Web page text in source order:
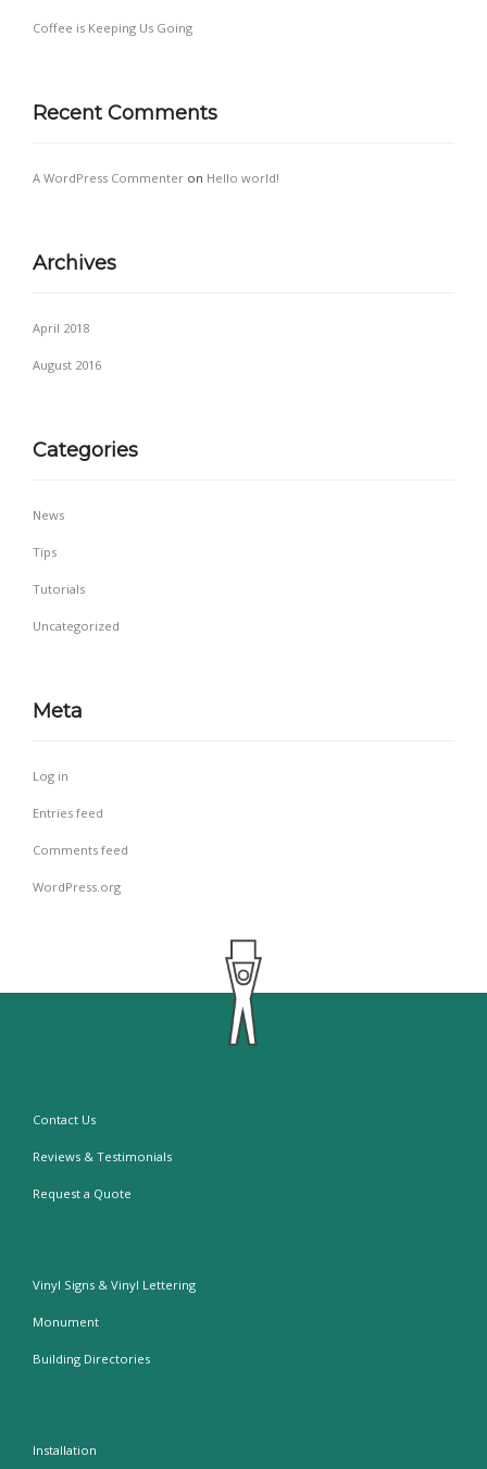
Coffee is Keeping Us Going
Recent Comments
A WordPress Commenter on Hello world!
Archives
April 2018
August 2016
Categories
News
Tips
Tutorials
Uncategorized
Meta
Log in
Entries feed
Comments feed
WordPress.org
Contact Us
Reviews & Testimonials
Request a Quote
Vinyl Signs & Vinyl Lettering
Monument
Building Directories
Installation